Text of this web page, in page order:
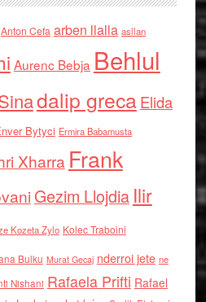
Anton Cefa arben llalla asllan
Aurenc Bebja Behlul
dalip grecaElida
Bytyci Ermira Babamusta
Xharra Frank
Gezim Llojdia Ilir
Kozeta Zylo Kolec Traboini
Bulku Murat Gecaj nderroi jete ne
Nishani Rafaela Prifti Rafael